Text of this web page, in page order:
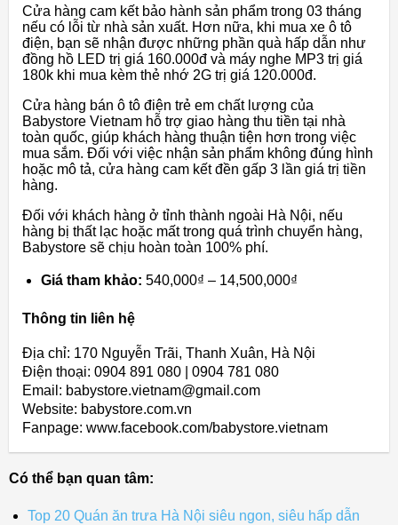
Cửa hàng cam kết bảo hành sản phẩm trong 03 tháng
nếu có lỗi từ nhà sản xuất. Hơn nữa, khi mua xe ô tô
điện, bạn sẽ nhận được những phần quà hấp dẫn như
đồng hồ LED trị giá 160.000đ và máy nghe MP3 trị giá
180k khi mua kèm thẻ nhớ 2G trị giá 120.000đ.
Cửa hàng bán ô tô điện trẻ em chất lượng của
Babystore Vietnam hỗ trợ giao hàng thu tiền tại nhà
toàn quốc, giúp khách hàng thuận tiện hơn trong việc
mua sắm. Đối với việc nhận sản phẩm không đúng hình
hoặc mô tả, cửa hàng cam kết đền gấp 3 lần giá trị tiền
hàng.
Đối với khách hàng ở tỉnh thành ngoài Hà Nội, nếu
hàng bị thất lạc hoặc mất trong quá trình chuyển hàng,
Babystore sẽ chịu hoàn toàn 100% phí.
Giá tham khảo: 540,000₫ – 14,500,000₫
Thông tin liên hệ
Địa chỉ: 170 Nguyễn Trãi, Thanh Xuân, Hà Nội
Điện thoại: 0904 891 080 | 0904 781 080
Email: babystore.vietnam@gmail.com
Website: babystore.com.vn
Fanpage: www.facebook.com/babystore.vietnam
Có thể bạn quan tâm:
Top 20 Quán ăn trưa Hà Nội siêu ngon, siêu hấp dẫn